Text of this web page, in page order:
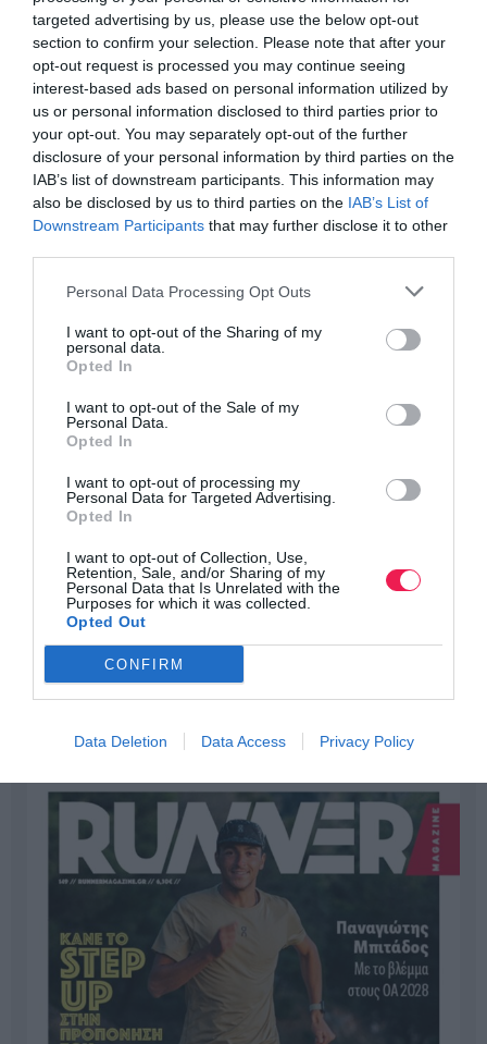
targeted advertising by us, please use the below opt-out
section to confirm your selection. Please note that after your
opt-out request is processed you may continue seeing
interest-based ads based on personal information utilized by
us or personal information disclosed to third parties prior to
your opt-out. You may separately opt-out of the further
disclosure of your personal information by third parties on the
IAB’s list of downstream participants. This information may
also be disclosed by us to third parties on the IAB’s List of
Downstream Participants that may further disclose it to other
Personal Data Processing Opt Outs
I want to opt-out of the Sharing of my
personal data.
Opted In
I want to opt-out of the Sale of my
Personal Data.
Opted In
I want to opt-out of processing my
Personal Data for Targeted Advertising.
Opted In
I want to opt-out of Collection, Use,
Retention, Sale, and/or Sharing of my
Personal Data that Is Unrelated with the
Purposes for which it was collected.
Opted Out
CONFIRM
Data Deletion Data Access Privacy Policy